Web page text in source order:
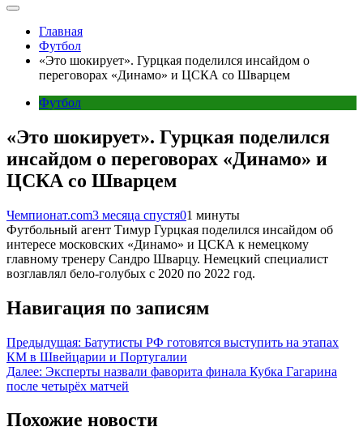
Главная
Футбол
«Это шокирует». Гурцкая поделился инсайдом о
переговорах «Динамо» и ЦСКА со Шварцем
Футбол
«Это шокирует». Гурцкая поделился
инсайдом о переговорах «Динамо» и
ЦСКА со Шварцем
Чемпионат.com3 месяца спустя01 минуты
Футбольный агент Тимур Гурцкая поделился инсайдом об
интересе московских «Динамо» и ЦСКА к немецкому
главному тренеру Сандро Шварцу. Немецкий специалист
возглавлял бело-голубых с 2020 по 2022 год.
Навигация по записям
Предыдущая: Батутисты РФ готовятся выступить на этапах
КМ в Швейцарии и Португалии
Далее: Эксперты назвали фаворита финала Кубка Гагарина
после четырёх матчей
Похожие новости